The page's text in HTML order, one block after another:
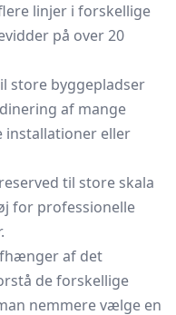
linjer i forskellige
på over 20
store byggepladser
af mange
installationer eller
til store skala
for professionelle
af det
de forskellige
nemmere vælge en